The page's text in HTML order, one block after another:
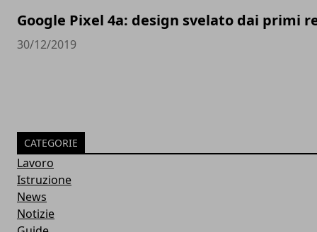
Google Pixel 4a: design svelato dai primi
30/12/2019
CATEGORIE
Lavoro
Istruzione
News
Notizie